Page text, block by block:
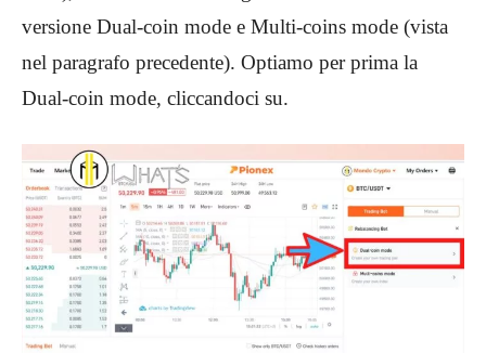
versione Dual-coin mode e Multi-coins mode (vista
nel paragrafo precedente). Optiamo per prima la
Dual-coin mode, cliccandoci su.